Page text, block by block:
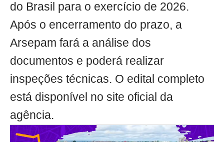
do Brasil para o exercício de 2026.
Após o encerramento do prazo, a
Arsepam fará a análise dos
documentos e poderá realizar
inspeções técnicas. O edital completo
está disponível no site oficial da
agência.